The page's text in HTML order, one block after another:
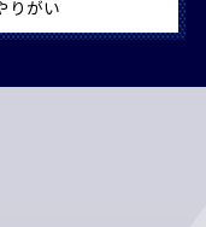
りがい